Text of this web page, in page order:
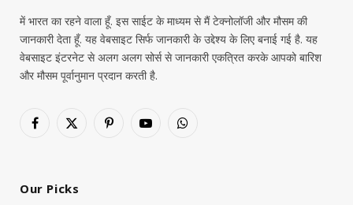
में भारत का रहने वाला हूँ. इस साईट के माध्यम से मैं टेक्नोलॉजी और मौसम की
जानकारी देता हूँ. यह वेबसाइट सिर्फ जानकारी के उद्देश्य के लिए बनाई गई है. यह
वेबसाइट इंटरनेट से अलग अलग सोर्स से जानकारी एकत्रित करके आपको बारिश
और मौसम पूर्वानुमान प्रदान करती है.
Facebook
X
PinterestYouTubeWhatsApp
Our Picks